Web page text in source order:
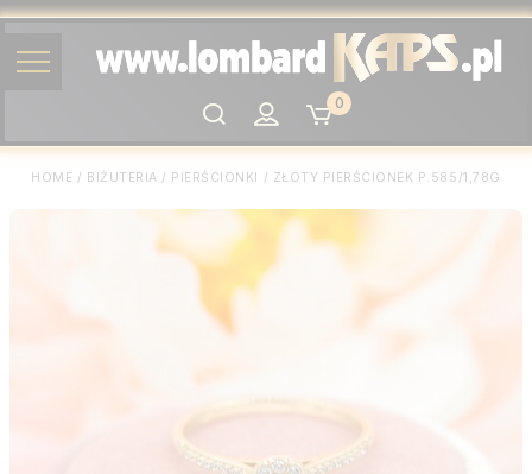
Szukaj
0
HOME / BIŻUTERIA / PIERŚCIONKI / ZŁOTY PIERŚCIONEK P.585/1,78G